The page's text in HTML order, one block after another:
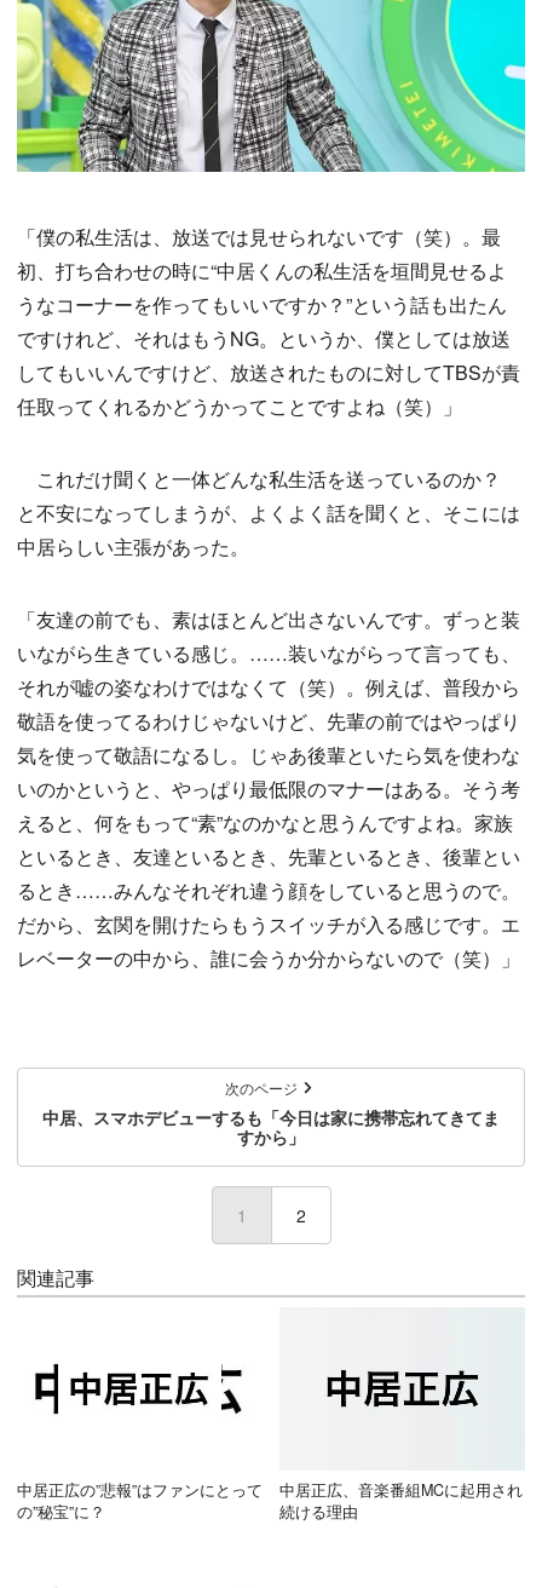
「僕の私生活は、放送では見せられないです（笑）。最
初、打ち合わせの時に“中居くんの私生活を垣間見せるよ
うなコーナーを作ってもいいですか？”という話も出たん
ですけれど、それはもうNG。というか、僕としては放送
してもいいんですけど、放送されたものに対してTBSが責
任取ってくれるかどうかってことですよね（笑）」
これだけ聞くと一体どんな私生活を送っているのか？
と不安になってしまうが、よくよく話を聞くと、そこには
中居らしい主張があった。
「友達の前でも、素はほとんど出さないんです。ずっと装
いながら生きている感じ。……装いながらって言っても、
それが嘘の姿なわけではなくて（笑）。例えば、普段から
敬語を使ってるわけじゃないけど、先輩の前ではやっぱり
気を使って敬語になるし。じゃあ後輩といたら気を使わな
いのかというと、やっぱり最低限のマナーはある。そう考
えると、何をもって“素”なのかなと思うんですよね。家族
といるとき、友達といるとき、先輩といるとき、後輩とい
るとき……みんなそれぞれ違う顔をしていると思うので。
だから、玄関を開けたらもうスイッチが入る感じです。エ
レベーターの中から、誰に会うか分からないので（笑）」
次のページ
中居、スマホデビューするも「今日は家に携帯忘れてきてま
すから」
1 (current)
2
関連記事
中居正広の”悲報”はファンにとって
の”秘宝”に？
中居正広、音楽番組MCに起用され
続ける理由